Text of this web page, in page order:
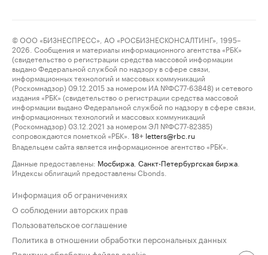
© ООО «БИЗНЕСПРЕСС», АО «РОСБИЗНЕСКОНСАЛТИНГ», 1995–
2026. Сообщения и материалы информационного агентства «РБК»
(свидетельство о регистрации средства массовой информации
выдано Федеральной службой по надзору в сфере связи,
информационных технологий и массовых коммуникаций
(Роскомнадзор) 09.12.2015 за номером ИА №ФС77-63848) и сетевого
издания «РБК» (свидетельство о регистрации средства массовой
информации выдано Федеральной службой по надзору в сфере связи,
информационных технологий и массовых коммуникаций
(Роскомнадзор) 03.12.2021 за номером ЭЛ №ФС77-82385)
сопровождаются пометкой «РБК».
18+ letters@rbc.ru
Владельцем сайта является информационное агентство «РБК».
Данные предоставлены: Мосбиржа Санкт-Петербургская биржа
Индексы облигаций предоставлены Cbonds.
Информация об ограничениях
О соблюдении авторских прав
Пользовательское соглашение
Политика в отношении обработки персональных данных